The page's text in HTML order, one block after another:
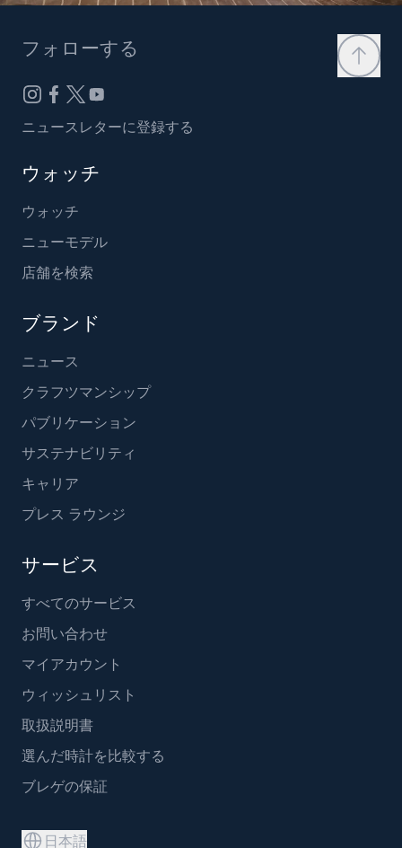
フォローする
ニュースレターに登録する
ウォッチ
ウォッチ
ニューモデル
店舗を検索
ブランド
ニュース
クラフツマンシップ
パブリケーション
サステナビリティ
キャリア
プレス ラウンジ
サービス
すべてのサービス
お問い合わせ
マイアカウント
ウィッシュリスト
取扱説明書
選んだ時計を比較する
ブレゲの保証
日本語